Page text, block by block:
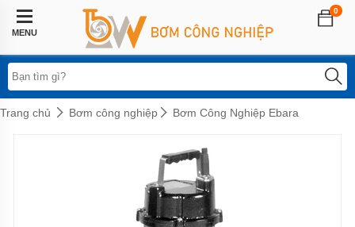
MENU
0
Trang
chủ
Lĩnh
vực
áp
dụng
Trang chủ Bơm công nghiệp Bơm Công Nghiệp Ebara